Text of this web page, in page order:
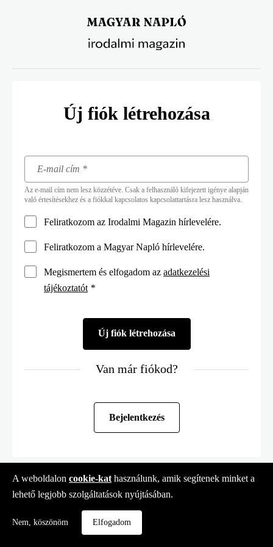
Új fiók létrehozása
Az e-mail cím nem lesz közzétéve. Csak a felhasználó kifejezett igénye alapján
való értesítésekhez és a fiókkal kapcsolatos kapcsolattartásra lesz használva.
Feliratkozom az Irodalmi Magazin hírlevelére.
Feliratkozom a Magyar Napló hírlevelére.
Megismertem és elfogadom az adatkezelési
tájékoztatót*
Van már fiókod?
Bejelentkezés
A weboldalon cookie-kat használunk, amik segítenek minket a
lehető legjobb szolgáltatások nyújtásában.
Nem, köszönöm Elfogadom